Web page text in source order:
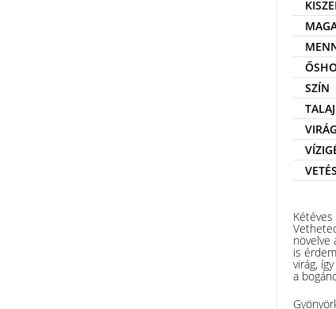
SZÍN
TALAJ
növelve
is
virág,
a